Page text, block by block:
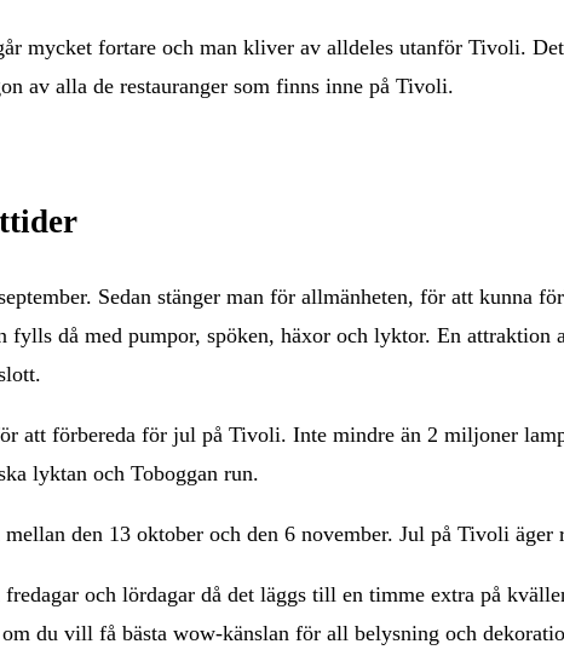
mycket fortare och man kliver av alldeles utanför Tivoli.
av alla de restauranger som finns inne på Tivoli.
Sedan stänger man för allmänheten, för att kunna
fylls då med pumpor, spöken, häxor och lyktor. En
att förbereda för jul på Tivoli. Inte mindre än 2 miljoner
lyktan och Toboggan run.
den 13 oktober och den 6 november. Jul på Tivoli äger
och lördagar då det läggs till en timme extra på
du vill få bästa wow-känslan för all belysning och